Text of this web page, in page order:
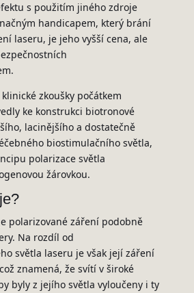
s použitím jiného zdroje
handicapem, který brání
laseru, je jeho vyšší cena, ale
zkoušky počátkem
ke konstrukci biotronové
lacinějšího a dostatečně
biostimulačního světla,
polarizace světla
žárovkou.
polarizované záření podobně
Na rozdíl od
světla laseru je však její záření
znamená, že svítí v široké
byly z jejího světla vyloučeny i ty